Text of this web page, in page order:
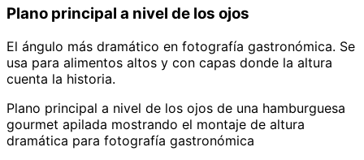
Plano principal a nivel de los ojos
El ángulo más dramático en fotografía gastronómica. Se
usa para alimentos altos y con capas donde la altura
cuenta la historia.
Plano principal a nivel de los ojos de una hamburguesa
gourmet apilada mostrando el montaje de altura
dramática para fotografía gastronómica